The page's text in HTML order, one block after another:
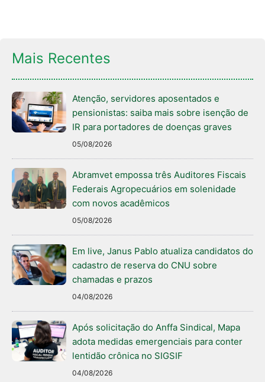
Mais Recentes
Atenção, servidores aposentados e
pensionistas: saiba mais sobre isenção de
IR para portadores de doenças graves
05/08/2026
Abramvet empossa três Auditores Fiscais
Federais Agropecuários em solenidade
com novos acadêmicos
05/08/2026
Em live, Janus Pablo atualiza candidatos do
cadastro de reserva do CNU sobre
chamadas e prazos
04/08/2026
Após solicitação do Anffa Sindical, Mapa
adota medidas emergenciais para conter
lentidão crônica no SIGSIF
04/08/2026